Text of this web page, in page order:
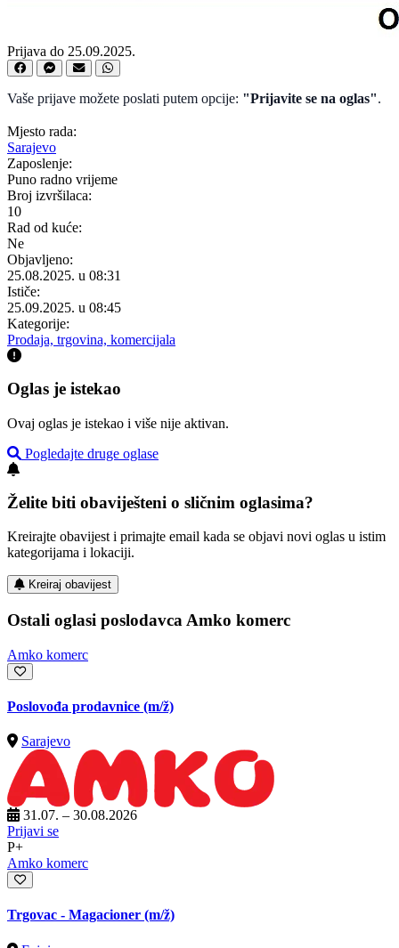
Prijava do 25.09.2025.
Vaše prijave možete poslati putem opcije: "Prijavite se na oglas".
Mjesto rada:
Sarajevo
Zaposlenje:
Puno radno vrijeme
Broj izvršilaca:
10
Rad od kuće:
Ne
Objavljeno:
25.08.2025. u 08:31
Ističe:
25.09.2025. u 08:45
Kategorije:
Prodaja, trgovina, komercijala
Oglas je istekao
Ovaj oglas je istekao i više nije aktivan.
Pogledajte druge oglase
Želite biti obaviješteni o sličnim oglasima?
Kreirajte obavijest i primajte email kada se objavi novi oglas u istim
kategorijama i lokaciji.
Kreiraj obavijest
Ostali oglasi poslodavca Amko komerc
Amko komerc
Poslovođa prodavnice (m/ž)
Sarajevo
31.07. – 30.08.2026
Prijavi se
P+
Amko komerc
Trgovac - Magacioner (m/ž)